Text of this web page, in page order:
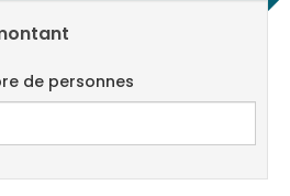
de personnes